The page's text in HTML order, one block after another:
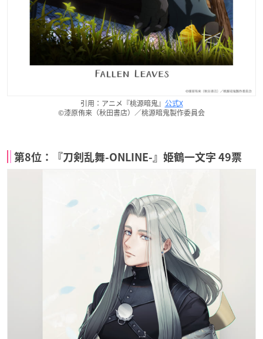
引用：アニメ『桃源暗鬼』 公式X
©漆原侑来（秋田書店）／桃源暗鬼製作委員会
第8位：『刀剣乱舞-ONLINE-』姫鶴一文字 49票